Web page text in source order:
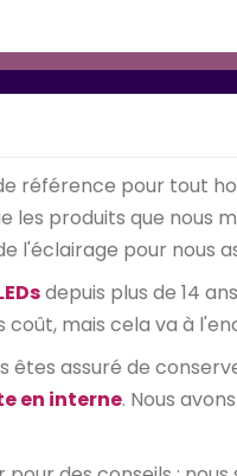
référence pour tout
les produits que
l'éclairage pour nous
depuis plus de 14
mais cela va à
êtes assuré de
en interne. Nous